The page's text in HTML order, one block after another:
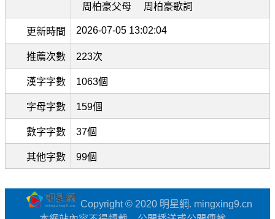
周柏豪父母
周柏豪歌詞
更新時間 2026-07-05 13:02:04
推薦次數 223次
漢字字數 1063個
字母字數 159個
數字字數 37個
其他字數 99個
Copyright © 2020 明星網. mingxing9.cn